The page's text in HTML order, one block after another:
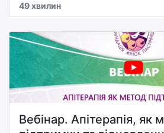
49 хвилин
Вебінар. Апітерапія, як